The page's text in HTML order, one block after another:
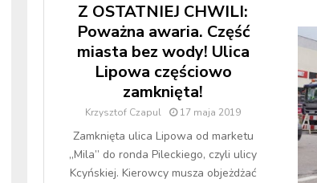
Z OSTATNIEJ CHWILI:
Poważna awaria. Część
miasta bez wody! Ulica
Lipowa częściowo
zamknięta!
Krzysztof Czapul 17 maja 2019
Zamknięta ulica Lipowa od marketu
„Mila” do ronda Pileckiego, czyli ulicy
Kcyńskiej. Kierowcy musza objeżdżać